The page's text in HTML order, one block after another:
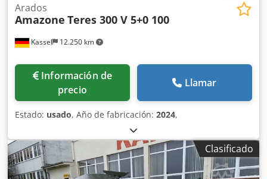
Kassel 12.250 km
Arados
Amazone Teres 300 V 5+0 100
Información de
precio
Llamar
Estado: usado, Año de fabricación: 2024,
Clasificado